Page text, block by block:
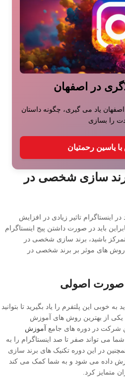
در اصفهان
یاد می گیری، چگونه داستان
را بسازی
یاسین رحمتیان
سازی شخصی در
اینستاگرام تاثیر زیادی در افزایش
باید در صورت داشتن پیج اینستاگرام
باشید، برند سازی شخصی در
روش های موثر بر برند شخصی در
صورت اصولی
خوبی این پلتفرم را یاد بگیرید تا بتوانید
یکی از بهترین روش های آموزش
شرکت در دوره های جامع آموزش
می تواند صفر تا صد اینستاگرام را به
در این دوره تکنیک های برند سازی
داده می شود و به شما کمک می کند
متمایز کرد.